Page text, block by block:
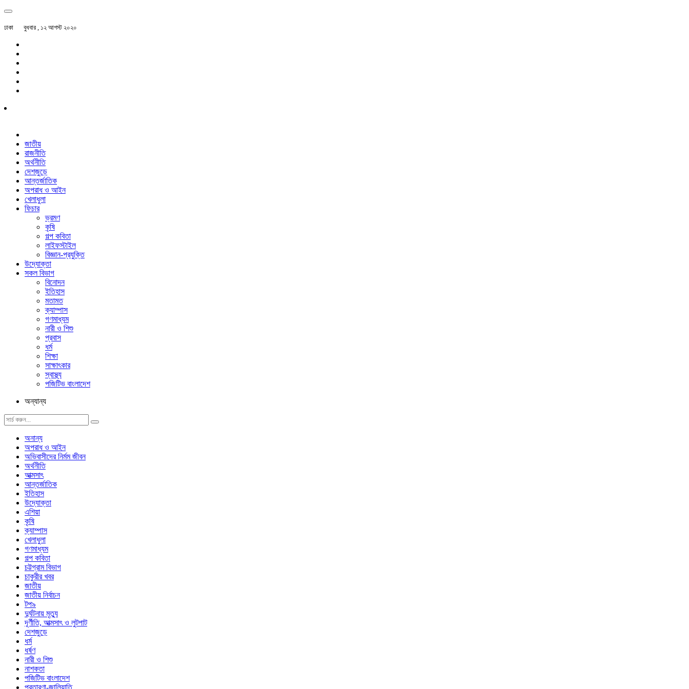
ঢাকা বুধবার , ১২ আগস্ট ২০২০
জাতীয়
রাজনীতি
অর্থনীতি
দেশজুড়ে
আন্তর্জাতিক
অপরাধ ও আইন
খেলাধুলা
ফিচার
ভ্রমণ
কৃষি
গল্প ক‌বিতা
লাইফস্টাইল
বিজ্ঞান-প্রযুক্তি
উদ্যোক্তা
সকল বিভাগ
বিনোদন
ইতিহাস
মতামত
ক্যাম্পাস
গণমাধ্যম
নারী ও শিশু
প্রবাস
ধর্ম
শিক্ষা
সাক্ষাৎকার
স্বাস্থ্য
পজিটিভ বাংলাদেশ
অন্যান্য
অনান্য
অপরাধ ও আইন
অভিবাসীদের নির্মম জীবন
অর্থনীতি
আত্মসাৎ
আন্তর্জাতিক
ইতিহাস
উদ্যোক্তা
এশিয়া
কৃষি
ক্যাম্পাস
খেলাধুলা
গণমাধ্যম
গল্প ক‌বিতা
চট্টগ্রাম বিভাগ
চাকুরীর খবর
জাতীয়
জাতীয় নির্বাচন
টপ৯
দুর্ঘটনায় মৃত্যু
দূর্ণীতি, আত্মসাৎ ও লুটপাট
দেশজুড়ে
ধর্ম
ধর্ষণ
নারী ও শিশু
নাশকতা
পজিটিভ বাংলাদেশ
প্রতারণা-জালিয়াতি